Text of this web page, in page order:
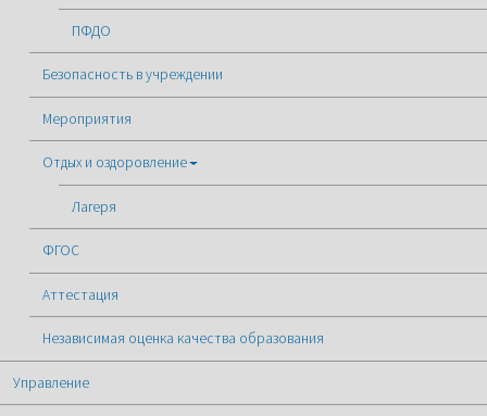
ПФДО
Безопасность в учреждении
Мероприятия
Отдых и оздоровление
Лагеря
ФГОС
Аттестация
Независимая оценка качества образования
Управление